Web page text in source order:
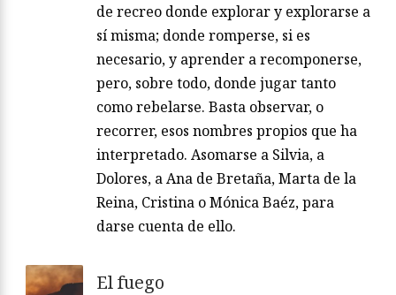
de recreo donde explorar y explorarse a
sí misma; donde romperse, si es
necesario, y aprender a recomponerse,
pero, sobre todo, donde jugar tanto
como rebelarse. Basta observar, o
recorrer, esos nombres propios que ha
interpretado. Asomarse a Silvia, a
Dolores, a Ana de Bretaña, Marta de la
Reina, Cristina o Mónica Baéz, para
darse cuenta de ello.
El fuego